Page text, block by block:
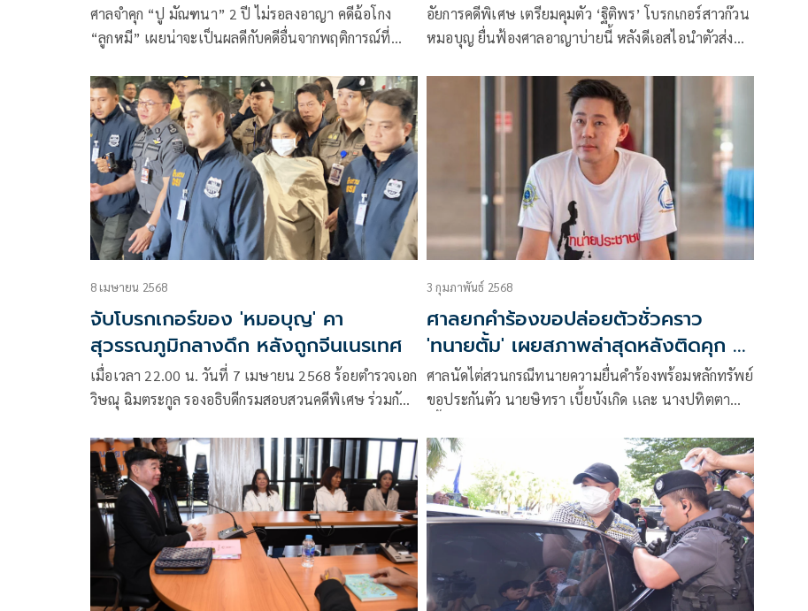
ศาลจำคุก “ปู มัณฑนา” 2 ปี ไม่รอลงอาญา คดีฉ้อโกง
“ลูกหมี” เผยน่าจะเป็นผลดีกับคดีอื่นจากพฤติการณ์ที่
อัยการคดีพิเศษ เตรียมคุมตัว ‘ฐิติพร’ โบรกเกอร์สาวก๊วน
หมอบุญ ยื่นฟ้องศาลอาญาบ่ายนี้ หลังดีเอสไอนำตัวส่ง
8 เมษายน 2568
จับโบรกเกอร์ของ 'หมอบุญ' คา
สุวรรณภูมิกลางดึก หลังถูกจีนเนรเทศ
เมื่อเวลา 22.00 น. วันที่ 7 เมษายน 2568 ร้อยตำรวจเอก
วิษณุ ฉิมตระกูล รองอธิบดีกรมสอบสวนคดีพิเศษ ร่วมกับ
3 กุมภาพันธ์ 2568
ศาลยกคำร้องขอปล่อยตัวชั่วคราว
'ทนายตั้ม' เผยสภาพล่าสุดหลังติดคุก 3
เดือน
ศาลนัดไต่สวนกรณีทนายความยื่นคำร้องพร้อมหลักทรัพย์
ขอประกันตัว นายษิทรา เบี้ยบังเกิด เเละ นางปทิตตา